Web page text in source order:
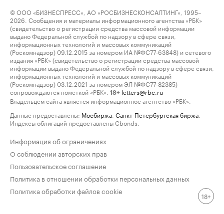
© ООО «БИЗНЕСПРЕСС», АО «РОСБИЗНЕСКОНСАЛТИНГ», 1995–
2026. Сообщения и материалы информационного агентства «РБК»
(свидетельство о регистрации средства массовой информации
выдано Федеральной службой по надзору в сфере связи,
информационных технологий и массовых коммуникаций
(Роскомнадзор) 09.12.2015 за номером ИА №ФС77-63848) и сетевого
издания «РБК» (свидетельство о регистрации средства массовой
информации выдано Федеральной службой по надзору в сфере связи,
информационных технологий и массовых коммуникаций
(Роскомнадзор) 03.12.2021 за номером ЭЛ №ФС77-82385)
сопровождаются пометкой «РБК».
18+ letters@rbc.ru
Владельцем сайта является информационное агентство «РБК».
Данные предоставлены: Мосбиржа Санкт-Петербургская биржа
Индексы облигаций предоставлены Cbonds.
Информация об ограничениях
О соблюдении авторских прав
Пользовательское соглашение
Политика в отношении обработки персональных данных
Политика обработки файлов cookie
18+